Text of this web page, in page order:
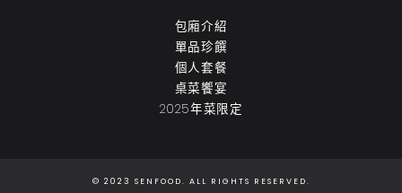
包廂介紹
單品珍饌
個人套餐
桌菜饗宴
2025年菜限定
© 2023 SENFOOD. ALL RIGHTS RESERVED.